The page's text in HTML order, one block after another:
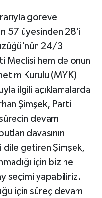
göreve
57 üyesinden 28'i
24/3
Meclisi hem de onun
Kurulu (MYK)
ilgili açıklamalarda
Şimşek, Parti
devam
davasının
dile getiren Şimşek,
için biz ne
seçimi yapabiliriz.
için süreç devam